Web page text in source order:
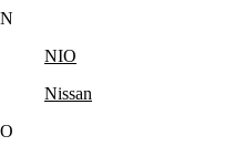
N
NIO
Nissan
O